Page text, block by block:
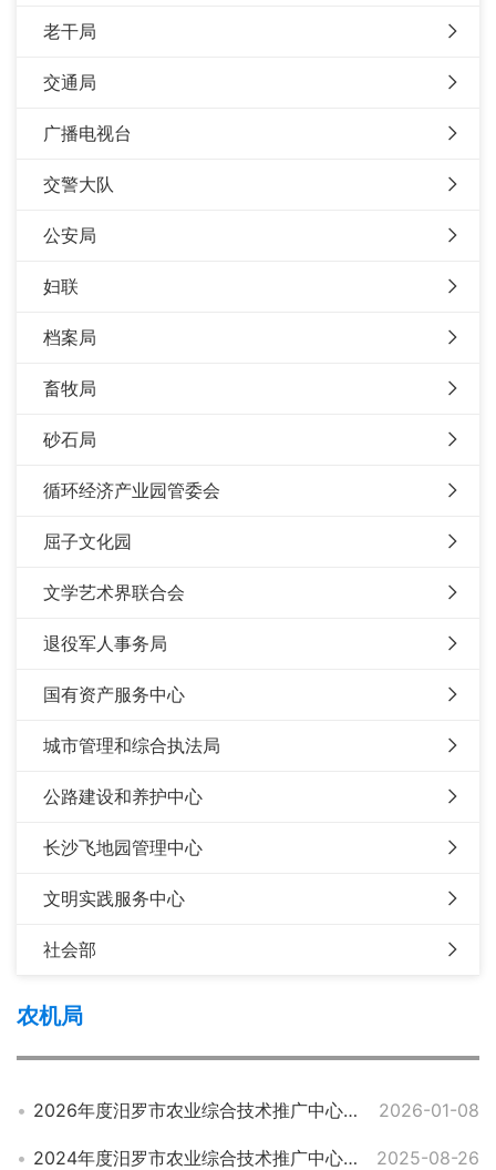
老干局
交通局
广播电视台
交警大队
公安局
妇联
档案局
畜牧局
砂石局
循环经济产业园管委会
屈子文化园
文学艺术界联合会
退役军人事务局
国有资产服务中心
城市管理和综合执法局
公路建设和养护中心
长沙飞地园管理中心
文明实践服务中心
社会部
农机局
2026年度汨罗市农业综合技术推广中心部门预算公开 2026-01-08
2024年度汨罗市农业综合技术推广中心部门决算 2025-08-26